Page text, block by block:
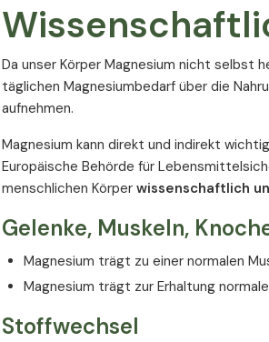
Da unser Körper Magnesium nicht selbst
täglichen Magnesiumbedarf über die
aufnehmen.
Magnesium kann direkt und indirekt
Europäische Behörde für
menschlichen Körper wissenschaftlich
Gelenke, Muskeln,
Magnesium trägt zu einer normalen
Magnesium trägt zur Erhaltung
Stoffwechsel